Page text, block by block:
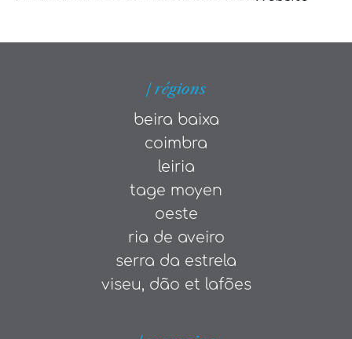
| régions
beira baixa
coimbra
leiria
tage moyen
oeste
ria de aveiro
serra da estrela
viseu, dão et lafões